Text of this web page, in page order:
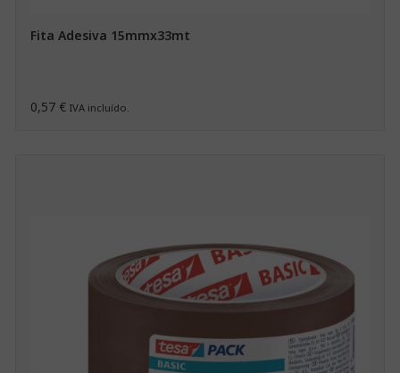
Fita Adesiva 15mmx33mt
0,57 € IVA incluído.